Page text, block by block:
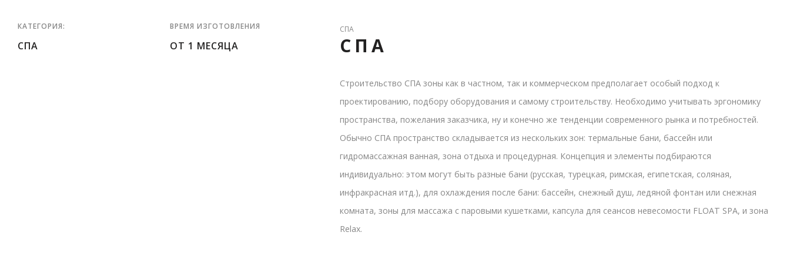
КАТЕГОРИЯ:
СПА
ВРЕМЯ ИЗГОТОВЛЕНИЯ
ОТ 1 МЕСЯЦА
СПА
СПА
Строительство СПА зоны как в частном, так и коммерческом предполагает особый подход к
проектированию, подбору оборудования и самому строительству. Необходимо учитывать эргономику
пространства, пожелания заказчика, ну и конечно же тенденции современного рынка и потребностей.
Обычно СПА пространство складывается из нескольких зон: термальные бани, бассейн или
гидромассажная ванная, зона отдыха и процедурная. Концепция и элементы подбираются
индивидуально: этом могут быть разные бани (русская, турецкая, римская, египетская, соляная,
инфракрасная итд.), для охлаждения после бани: бассейн, снежный душ, ледяной фонтан или снежная
комната, зоны для массажа с паровыми кушетками, капсула для сеансов невесомости FLOAT SPA, и зона
Relax.